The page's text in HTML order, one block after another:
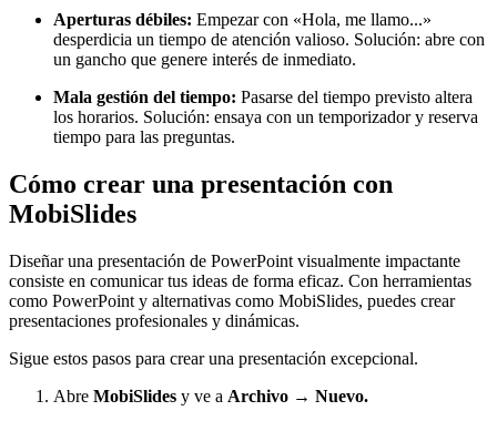
Aperturas débiles: Empezar con «Hola, me llamo...»
desperdicia un tiempo de atención valioso. Solución: abre con
un gancho que genere interés de inmediato.
Mala gestión del tiempo: Pasarse del tiempo previsto altera
los horarios. Solución: ensaya con un temporizador y reserva
tiempo para las preguntas.
Cómo crear una presentación con
MobiSlides
Diseñar una presentación de PowerPoint visualmente impactante
consiste en comunicar tus ideas de forma eficaz. Con herramientas
como PowerPoint y alternativas como MobiSlides, puedes crear
presentaciones profesionales y dinámicas.
Sigue estos pasos para crear una presentación excepcional.
Abre MobiSlides y ve a Archivo → Nuevo.